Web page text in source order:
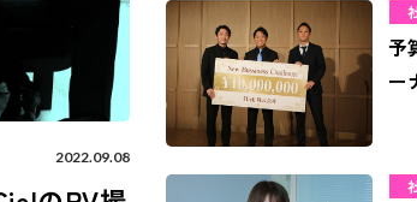
2022.09.08
予
ー